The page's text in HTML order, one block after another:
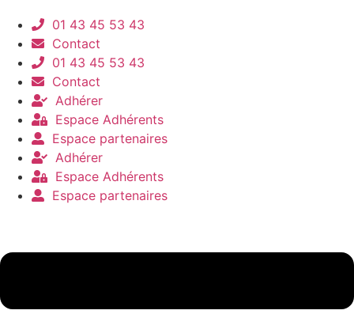
01 43 45 53 43
Contact
01 43 45 53 43
Contact
Adhérer
Espace Adhérents
Espace partenaires
Adhérer
Espace Adhérents
Espace partenaires